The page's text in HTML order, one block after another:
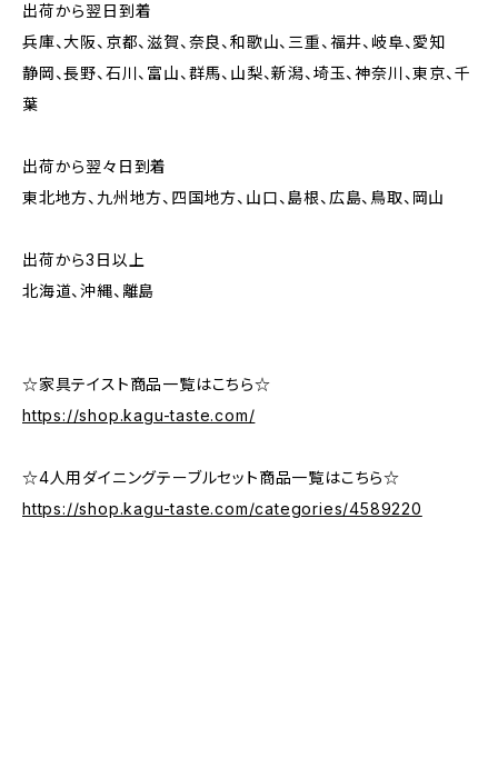
出荷から翌日到着
兵庫、大阪、京都、滋賀、奈良、和歌山、三重、福井、岐阜、愛知
静岡、長野、石川、富山、群馬、山梨、新潟、埼玉、神奈川、東京、千
葉
出荷から翌々日到着
東北地方、九州地方、四国地方、山口、島根、広島、鳥取、岡山
出荷から3日以上
北海道、沖縄、離島
☆家具テイスト商品一覧はこちら☆
https://shop.kagu-taste.com/
☆4人用ダイニングテーブルセット商品一覧はこちら☆
https://shop.kagu-taste.com/categories/4589220